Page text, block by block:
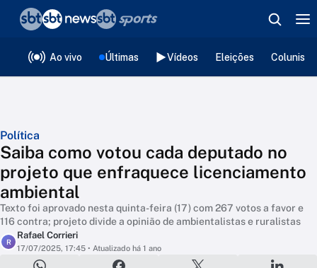
Ao vivo Últimas Vídeos Eleições
Política
Saiba como votou cada deputado no
projeto que enfraquece licenciamento
ambiental
Texto foi aprovado nesta quinta-feira (17) com 267 votos a favor e
116 contra; projeto divide a opinião de ambientalistas e ruralistas
R
Rafael Corrieri
17/07/2025, 17:45 • Atualizado há 1 ano
❮voltar
Editorias